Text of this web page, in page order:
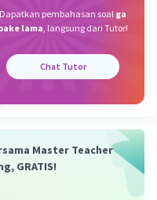
yang berisi
sesuatu yang
Kalimat
kalimat anjuran,
dipertimbangkan
sebagai berikut:
anjuran
Dapatkan pembahasan soal ga
lama, langsung dari Tutor!
Chat Tutor
Master Teacher
GRATIS!